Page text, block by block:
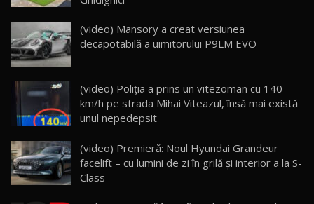
23
Lynk & Co 01 / Test Drive AutoBlog.MD
25:19
24
ZEEKR 009: Cel mai Performant și Confortabil
Van Electric Testat în Moldova / AutoBlog.MD
26:38
25
mai Exclusiv și Puternic Defender Testat în
Moldova
32:21
(video) Mansory a creat versiunea
decapotabilă a uimitorului P9LM EVO
(video) Poliția a prins un vitezoman cu 140
km/h pe strada Mihai Viteazul, însă mai există
unul nepedepsit
(video) Premieră: Noul Hyundai Grandeur
facelift – cu lumini de zi în grilă şi interior a la S-
Class